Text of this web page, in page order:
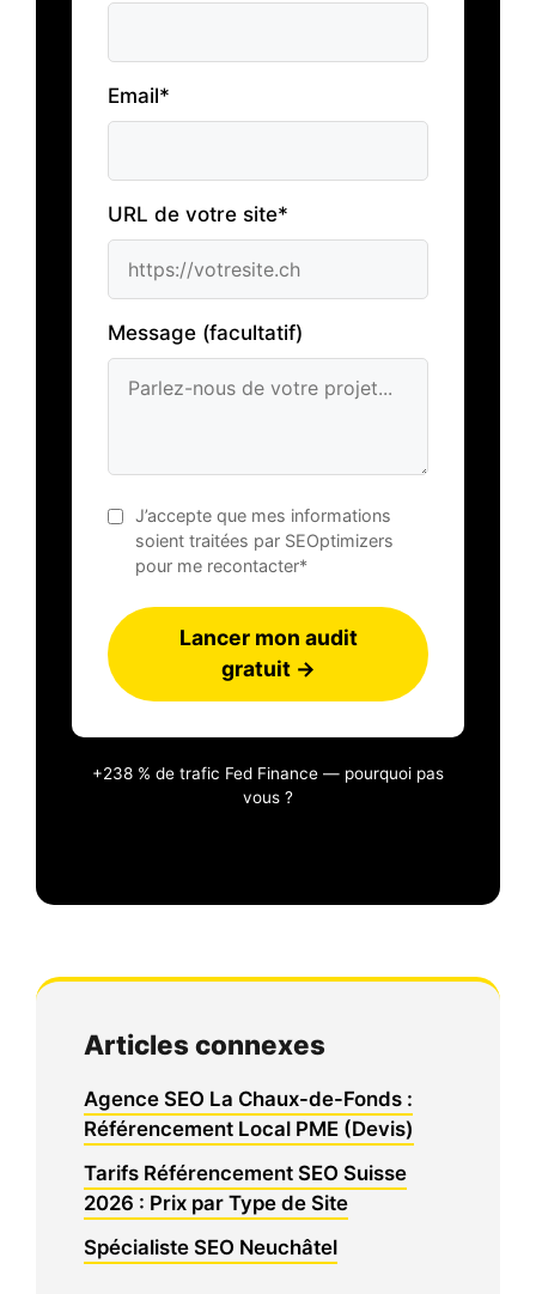
Email*
URL de votre site*
Message (facultatif)
J’accepte que mes informations
soient traitées par SEOptimizers
pour me recontacter*
Lancer mon audit
gratuit →
+238 % de trafic Fed Finance — pourquoi pas
vous ?
Articles connexes
Agence SEO La Chaux-de-Fonds :
Référencement Local PME (Devis)
Tarifs Référencement SEO Suisse
2026 : Prix par Type de Site
Spécialiste SEO Neuchâtel